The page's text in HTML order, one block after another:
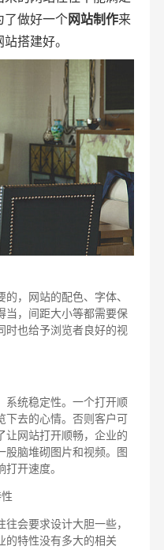
了做好一个网站制作来
搭建好。
，网站的配色、字体、
当，间距大小等都需要保
时也给予浏览者良好的视
系统稳定性。一个打开顺
下去的心情。否则客户可
让网站打开顺畅，企业的
股脑堆砌图片和视频。图
开速度。
会要求设计大胆一些，
的特性没有多大的相关